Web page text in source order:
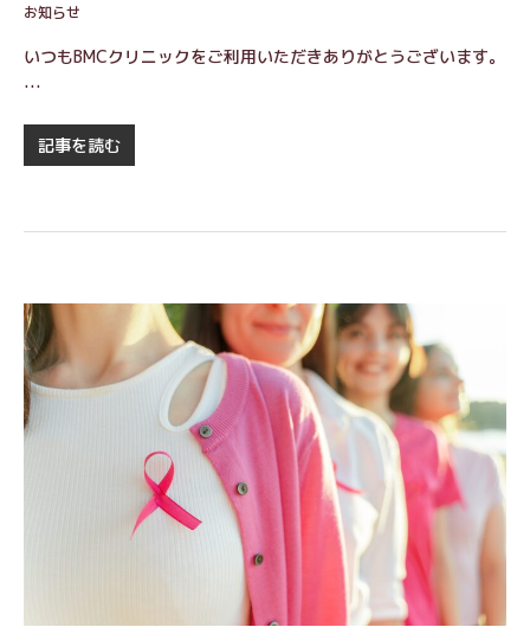
お知らせ
いつもBMCクリニックをご利用いただきありがとうございます。
…
記事を読む